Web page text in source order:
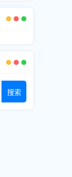
搜索